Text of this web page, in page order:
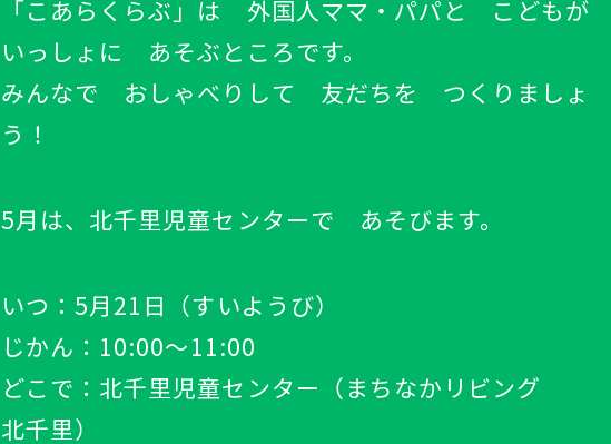
「こあらくらぶ」は 外国人ママ・パパと こどもが
いっしょに あそぶところです。
みんなで おしゃべりして 友だちを つくりましょ
う！
5月は、 北千里児童センターで あそびます。
いつ：5月21日（すいようび）
じかん：10:00～11:00
どこで： 北千里児童センター（まちなかリビング
北千里）